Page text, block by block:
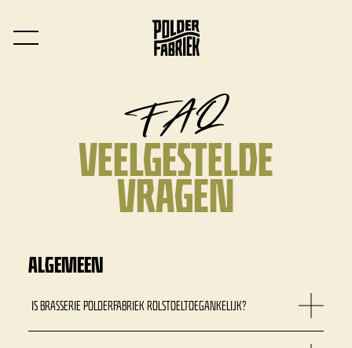
FAQ
VEELGESTELDE
VRAGEN
ALGEMEEN
IS BRASSERIE POLDERFABRIEK ROLSTOELTOEGANKELIJK?